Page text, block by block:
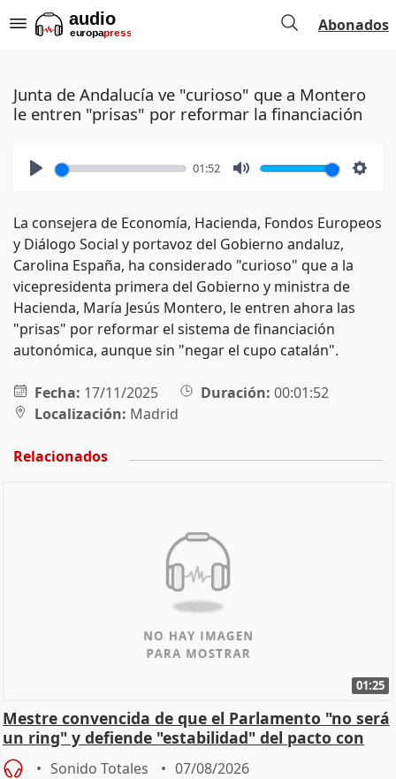
Abonados
Junta de Andalucía ve "curioso" que a Montero
le entren "prisas" por reformar la financiación
01:52
La consejera de Economía, Hacienda, Fondos Europeos
y Diálogo Social y portavoz del Gobierno andaluz,
Carolina España, ha considerado "curioso" que a la
vicepresidenta primera del Gobierno y ministra de
Hacienda, María Jesús Montero, le entren ahora las
"prisas" por reformar el sistema de financiación
autonómica, aunque sin "negar el cupo catalán".
Fecha: 17/11/2025 Duración: 00:01:52
Localización: Madrid
Relacionados
01:25
Mestre convencida de que el Parlamento "no será
un ring" y defiende "estabilidad" del pacto con
Vox
Sonido Totales 07/08/2026